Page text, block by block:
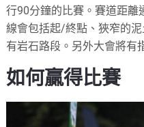
行90分鐘的比賽。賽道距離
線會包括起/終點、狹窄的
有岩石路段。另外大會將有
如何贏得比賽